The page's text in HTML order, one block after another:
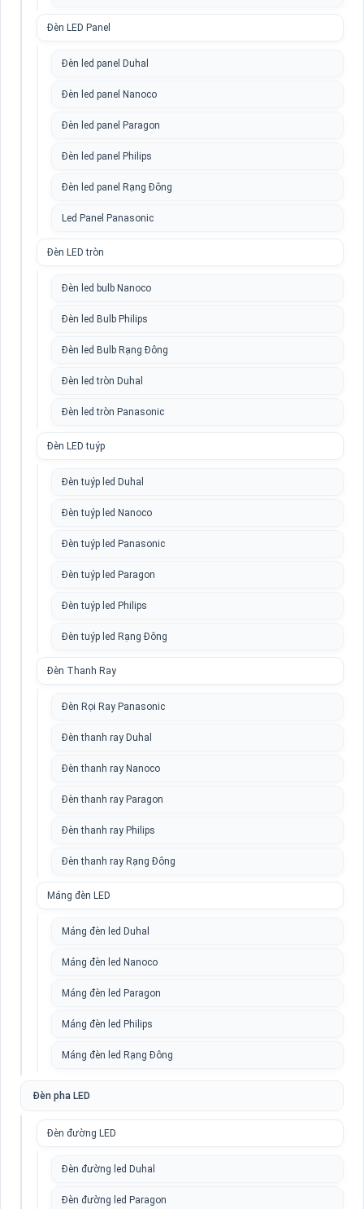
Đèn LED Panel
Đèn led panel Duhal
Đèn led panel Nanoco
Đèn led panel Paragon
Đèn led panel Philips
Đèn led panel Rạng Đông
Led Panel Panasonic
Đèn LED tròn
Đèn led bulb Nanoco
Đèn led Bulb Philips
Đèn led Bulb Rạng Đông
Đèn led tròn Duhal
Đèn led tròn Panasonic
Đèn LED tuýp
Đèn tuýp led Duhal
Đèn tuýp led Nanoco
Đèn tuýp led Panasonic
Đèn tuýp led Paragon
Đèn tuýp led Philips
Đèn tuýp led Rạng Đông
Đèn Thanh Ray
Đèn Rọi Ray Panasonic
Đèn thanh ray Duhal
Đèn thanh ray Nanoco
Đèn thanh ray Paragon
Đèn thanh ray Philips
Đèn thanh ray Rạng Đông
Máng đèn LED
Máng đèn led Duhal
Máng đèn led Nanoco
Máng đèn led Paragon
Máng đèn led Philips
Máng đèn led Rạng Đông
Đèn pha LED
Đèn đường LED
Đèn đường led Duhal
Đèn đường led Paragon